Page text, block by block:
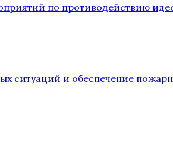
по противодействию
ситуаций и обеспечение